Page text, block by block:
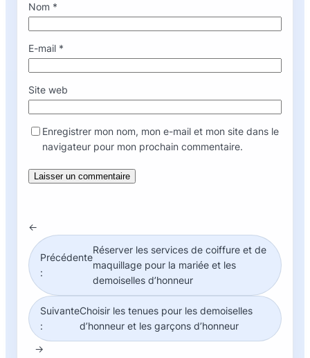
Nom *
E-mail *
Site web
Enregistrer mon nom, mon e-mail et mon site dans le
navigateur pour mon prochain commentaire.
←
Précédente
:
Réserver les services de coiffure et de
maquillage pour la mariée et les
demoiselles d’honneur
Suivante
:
Choisir les tenues pour les demoiselles
d’honneur et les garçons d’honneur
→